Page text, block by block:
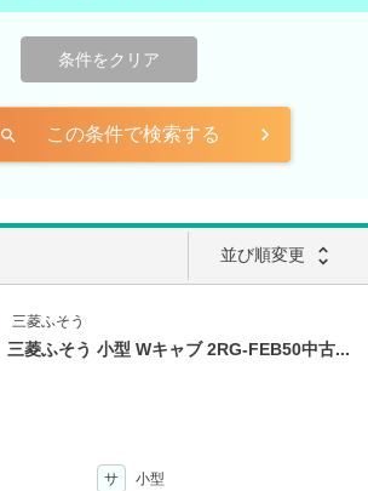
条件をクリア
search この条件で検索する
並び順変更 unfold_more
三菱ふそう
三菱ふそう 小型 Wキャブ 2RG-FEB50中古...
サ
小型